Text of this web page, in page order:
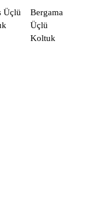
Üçlü
Bergama
Üçlü
Koltuk